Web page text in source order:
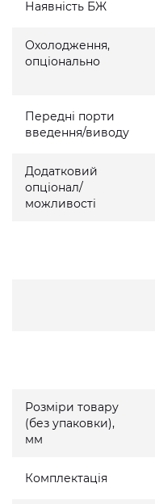
Наявність БЖ
Охолодження,
опціонально
Передні порти
введення/виводу
Додатковий
опціонал/
можливості
Розміри товару
(без упаковки),
мм
Комплектація